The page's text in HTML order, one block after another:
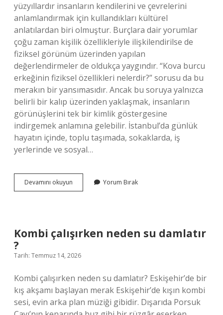
yüzyıllardır insanların kendilerini ve çevrelerini
anlamlandırmak için kullandıkları kültürel
anlatılardan biri olmuştur. Burçlara dair yorumlar
çoğu zaman kişilik özellikleriyle ilişkilendirilse de
fiziksel görünüm üzerinden yapılan
değerlendirmeler de oldukça yaygındır. “Kova burcu
erkeğinin fiziksel özellikleri nelerdir?” sorusu da bu
merakın bir yansımasıdır. Ancak bu soruya yalnızca
belirli bir kalıp üzerinden yaklaşmak, insanların
görünüşlerini tek bir kimlik göstergesine
indirgemek anlamına gelebilir. İstanbul’da günlük
hayatın içinde, toplu taşımada, sokaklarda, iş
yerlerinde ve sosyal…
Devamını okuyun
burcu
?
Yorum Bırak
Kombi çalışırken neden su damlatır
?
Tarih: Temmuz 14, 2026
Kombi çalışırken neden su damlatır? Eskişehir’de bir
kış akşamı başlayan merak Eskişehir’de kışın kombi
sesi, evin arka plan müziği gibidir. Dışarıda Porsuk